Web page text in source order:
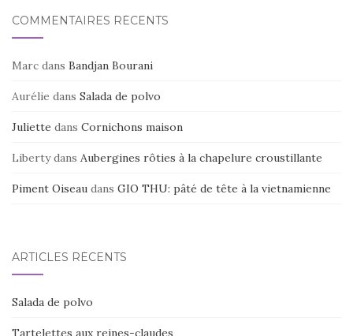
k
COMMENTAIRES RÉCENTS
Marc dans Bandjan Bourani
Aurélie dans Salada de polvo
Juliette dans Cornichons maison
Libertydans Aubergines rôties à la chapelure croustillante
Piment Oiseau dans GIO THU: pâté de tête à la vietnamienne
ARTICLES RÉCENTS
Salada de polvo
Tartelettes aux reines-claudes